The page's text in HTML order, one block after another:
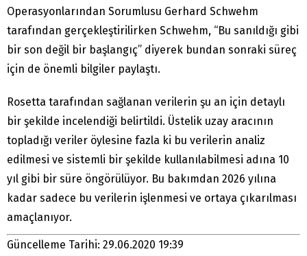
Operasyonlarından Sorumlusu Gerhard Schwehm
tarafından gerçekleştirilirken Schwehm, “Bu sanıldığı gibi
bir son değil bir başlangıç” diyerek bundan sonraki süreç
için de önemli bilgiler paylaştı.
Rosetta tarafından sağlanan verilerin şu an için detaylı
bir şekilde incelendiği belirtildi. Üstelik uzay aracının
topladığı veriler öylesine fazla ki bu verilerin analiz
edilmesi ve sistemli bir şekilde kullanılabilmesi adına 10
yıl gibi bir süre öngörülüyor. Bu bakımdan 2026 yılına
kadar sadece bu verilerin işlenmesi ve ortaya çıkarılması
amaçlanıyor.
Güncelleme Tarihi: 29.06.2020 19:39